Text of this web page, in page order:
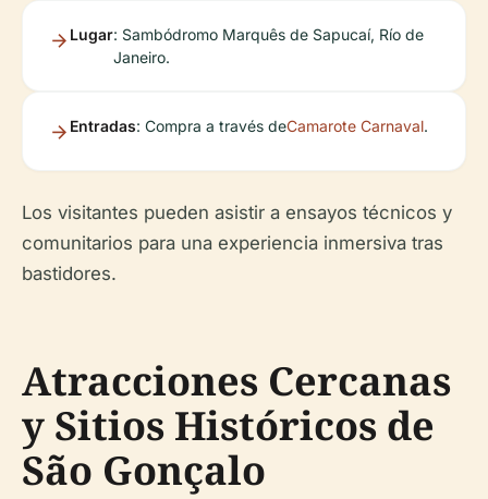
Lugar: Sambódromo Marquês de Sapucaí, Río de
Janeiro.
Entradas: Compra a través deCamarote Carnaval.
Los visitantes pueden asistir a ensayos técnicos y
comunitarios para una experiencia inmersiva tras
bastidores.
Atracciones Cercanas
y Sitios Históricos de
São Gonçalo